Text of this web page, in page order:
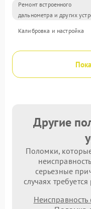
Ремонт встроенного
дальнометра и других
Калибровка и настройка
Другие
Поломки,
серьезные
случаях